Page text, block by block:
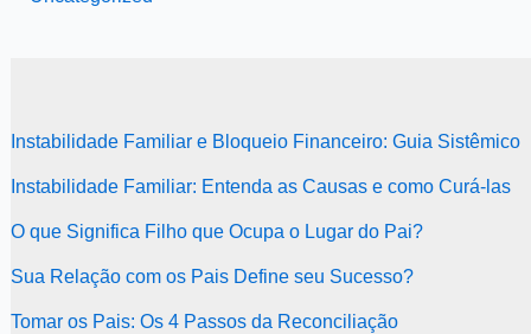
Instabilidade Familiar e Bloqueio Financeiro: Guia Sistêmico
Instabilidade Familiar: Entenda as Causas e como Curá-las
O que Significa Filho que Ocupa o Lugar do Pai?
Sua Relação com os Pais Define seu Sucesso?
Tomar os Pais: Os 4 Passos da Reconciliação